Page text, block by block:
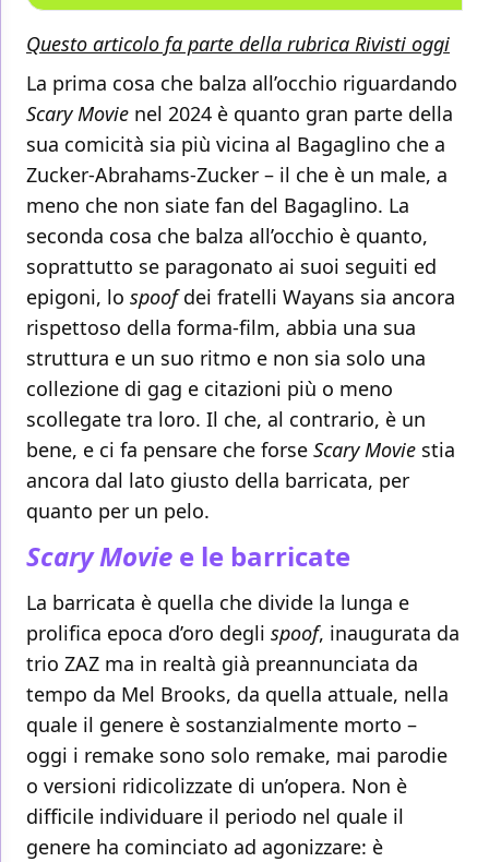
Questo articolo fa parte della rubrica Rivisti oggi
La prima cosa che balza all’occhio riguardando
Scary Movie nel 2024 è quanto gran parte della
sua comicità sia più vicina al Bagaglino che a
Zucker-Abrahams-Zucker – il che è un male, a
meno che non siate fan del Bagaglino. La
seconda cosa che balza all’occhio è quanto,
soprattutto se paragonato ai suoi seguiti ed
epigoni, lo spoofdei fratelli Wayans sia ancora
rispettoso della forma-film, abbia una sua
struttura e un suo ritmo e non sia solo una
collezione di gag e citazioni più o meno
scollegate tra loro. Il che, al contrario, è un
bene, e ci fa pensare che forse Scary Movie stia
ancora dal lato giusto della barricata, per
quanto per un pelo.
Scary Movie e le barricate
La barricata è quella che divide la lunga e
prolifica epoca d’oro degli spoof, inaugurata da
trio ZAZ ma in realtà già preannunciata da
tempo da Mel Brooks, da quella attuale, nella
quale il genere è sostanzialmente morto –
oggi i remake sono solo remake, mai parodie
o versioni ridicolizzate di un’opera. Non è
difficile individuare il periodo nel quale il
genere ha cominciato ad agonizzare: è